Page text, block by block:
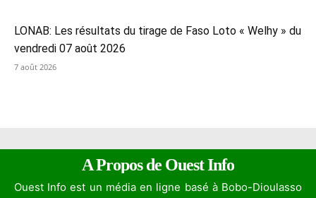
LONAB: Les résultats du tirage de Faso Loto « Welhy » du
vendredi 07 août 2026
7 août 2026
A Propos de Ouest Info
Ouest Info est un média en ligne basé à Bobo-Dioulasso